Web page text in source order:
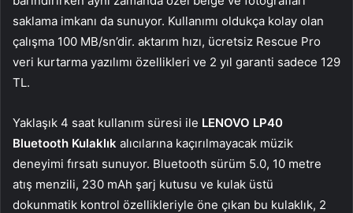
saklama imkanı da sunuyor. Kullanımı oldukça kolay olan
çalışma 100 MB/sn’dir. aktarım hızı, ücretsiz Rescue Pro
veri kurtarma yazılımı özellikleri ve 2 yıl garanti sadece 129
TL.
Yaklaşık 4 saat kullanım süresi ile LENOVO LP40
Bluetooth Kulaklık alıcılarına kaçırılmayacak müzik
deneyimi fırsatı sunuyor. Bluetooth sürüm 5.0, 10 metre
atış menzili, 230 mAh şarj kutusu ve kulak üstü
dokunmatik kontrol özellikleriyle öne çıkan bu kulaklık, 2